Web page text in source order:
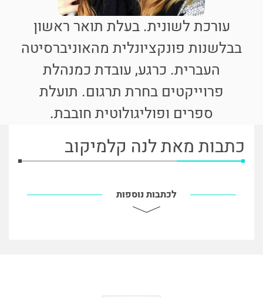
עורכת לשונית. בעלת תואר ראשון
בבלשנות פונקציונלית מהאוניברסיטה
העברית. כרגע, עובדת כמנהלת
פרוייקטים בחרת תרגום. תועלת
ספרים ופוליגולוטית חובבת.
כתבות מאת לנה קלמיקוב
לכתבות נוספות